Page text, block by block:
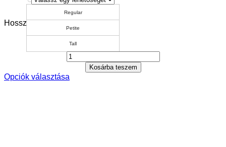
Hossz
Regular
Petite
Tall
Kosárba teszem
Opciók választása